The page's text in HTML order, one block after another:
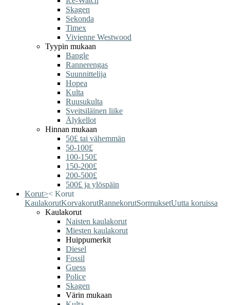
Skagen
Sekonda
Timex
Vivienne Westwood
Tyypin mukaan
Bangle
Rannerengas
Suunnittelija
Hopea
Kulta
Ruusukulta
Sveitsiläinen liike
Älykellot
Hinnan mukaan
50£ tai vähemmän
50-100£
100-150£
150-200£
200-500£
500£ ja ylöspäin
Korut>< Korut
KaulakorutKorvakorutRannekorutSormuksetUutta koruissa
Kaulakorut
Naisten kaulakorut
Miesten kaulakorut
Huippumerkit
Diesel
Fossil
Guess
Police
Skagen
Värin mukaan